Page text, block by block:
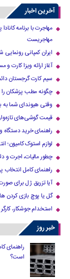
آخرین اخبار
مهاجرت با برنامه
مهاجریست
ایران کمپانی رونمایی
آغاز ارائه ویزا کارت و
سیم کارت گرجستان
چگونه مطب پزشکان
وقتی هیوندای شما به
قیمت گوشی‌های
راهنمای خرید
لوازم استوک کامیون؛
چطور مالیات، اجرت و دلار آزاد
راهنمای کامل انتخاب
آیا تزریق ژل برای
گل یا پوچ بازی کردن
استخدام جوشکار،
خبر روز
راهنمای
است؟